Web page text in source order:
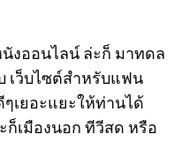
งออนไลน์ ล่ะก็ มาทดล
เว็บไซต์สำหรับแฟน
เยอะแยะให้ท่านได้
ก็เมืองนอก ทีวีสด หรือ